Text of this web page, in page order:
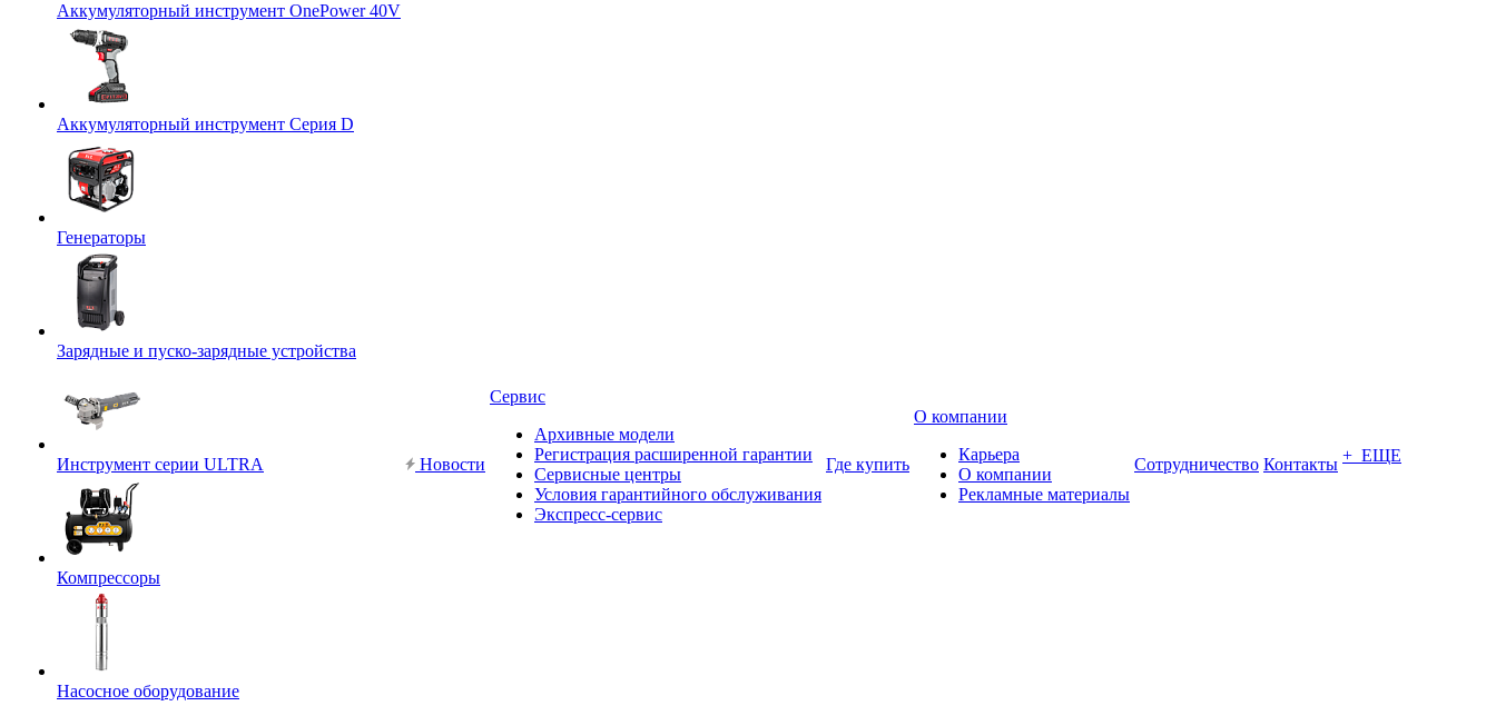
Аккумуляторный инструмент OnePower 40V
Аккумуляторный инструмент Серия D
Генераторы
Зарядные и пуско-зарядные устройства
Инструмент серии ULTRA
Компрессоры
Насосное оборудование
Новости
Сервис
Архивные модели
Регистрация расширенной гарантии
Сервисные центры
Условия гарантийного обслуживания
Экспресс-сервис
Где купить
О компании
Карьера
О компании
Рекламные материалы
Сотрудничество Контакты + ЕЩЕ